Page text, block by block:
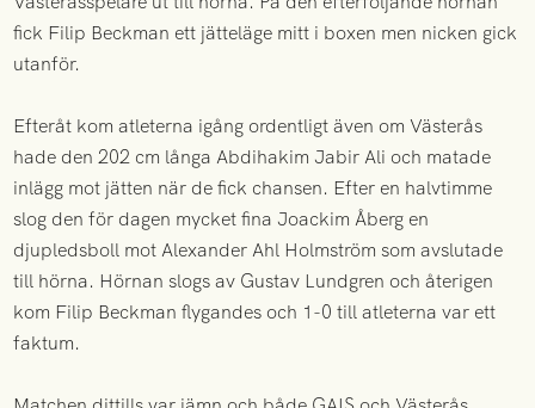
fick Filip Beckman ett jätteläge mitt i boxen men nicken gick
utanför.
Efteråt kom atleterna igång ordentligt även om Västerås
hade den 202 cm långa Abdihakim Jabir Ali och matade
inlägg mot jätten när de fick chansen. Efter en halvtimme
slog den för dagen mycket fina Joackim Åberg en
djupledsboll mot Alexander Ahl Holmström som avslutade
till hörna. Hörnan slogs av Gustav Lundgren och återigen
kom Filip Beckman flygandes och 1-0 till atleterna var ett
faktum.